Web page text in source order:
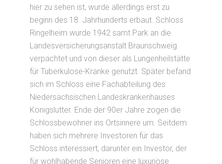
hier zu sehen ist, wurde allerdings erst zu
beginn des 18. Jahrhunderts erbaut. Schloss
Ringelheim wurde 1942 samt Park an die
Landesversicherungsanstalt Braunschweig
verpachtet und von dieser als Lungenheilstätte
für Tuberkulose-Kranke genutzt. Später befand
sich im Schloss eine Fachabteilung des
Niedersächsischen Landeskrankenhauses
Königslutter. Ende der 90er Jahre zogen die
Schlossbewohner ins Ortsinnere um. Seitdem
haben sich mehrere Investoren für das
Schloss interessiert, darunter ein Investor, der
für wohlhabende Senioren eine luxuriöse